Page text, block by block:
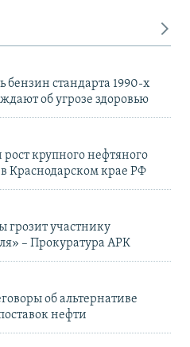
бензин стандарта 1990-х
об угрозе здоровью
крупного нефтяного
Краснодарском крае РФ
грозит участнику
– Прокуратура АРК
об альтернативе
нефти